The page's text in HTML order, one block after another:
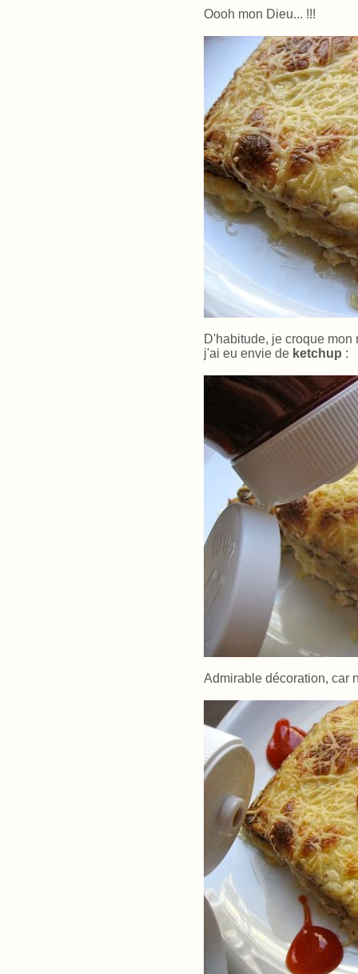
Oooh mon Dieu... !!!
D'habitude, je croque
j'ai eu envie de ketchup :
Admirable décoration, car